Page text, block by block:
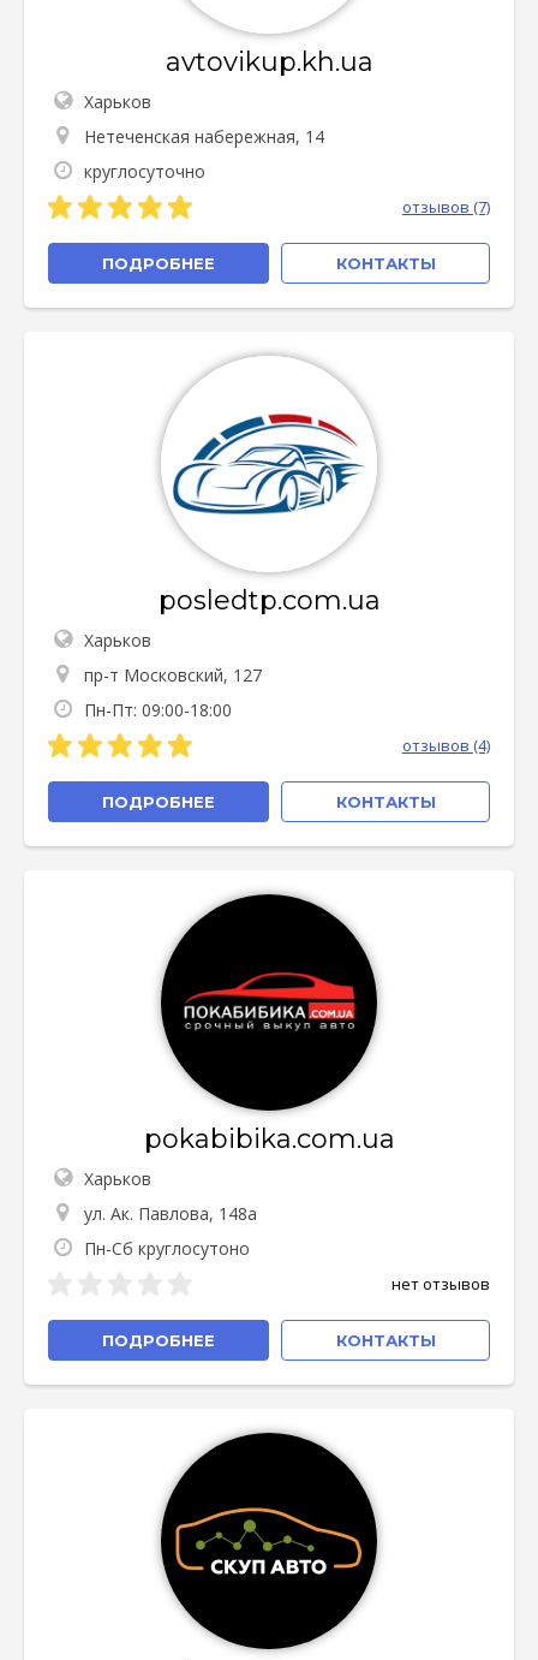
avtovikup.kh.ua
Харьков
Нетеченская набережная, 14
круглосуточно
отзывов (7)
ПОДРОБНЕЕ КОНТАКТЫ
posledtp.com.ua
Харьков
пр-т Московский, 127
Пн-Пт: 09:00-18:00
отзывов (4)
ПОДРОБНЕЕ КОНТАКТЫ
pokabibika.com.ua
Харьков
ул. Ак. Павлова, 148а
Пн-Сб круглосутоно
нет отзывов
ПОДРОБНЕЕ КОНТАКТЫ